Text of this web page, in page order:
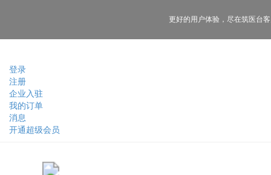
登录
注册
企业入驻
我的订单
消息
开通超级会员
更好的用户体验， 尽在筑医台